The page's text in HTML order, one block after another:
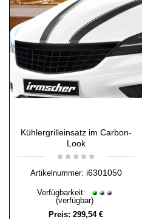
Kühlergrilleinsatz im Carbon-
Look
Artikelnummer: i6301050
Verfügbarkeit:
(verfügbar)
Preis: 299,54 €